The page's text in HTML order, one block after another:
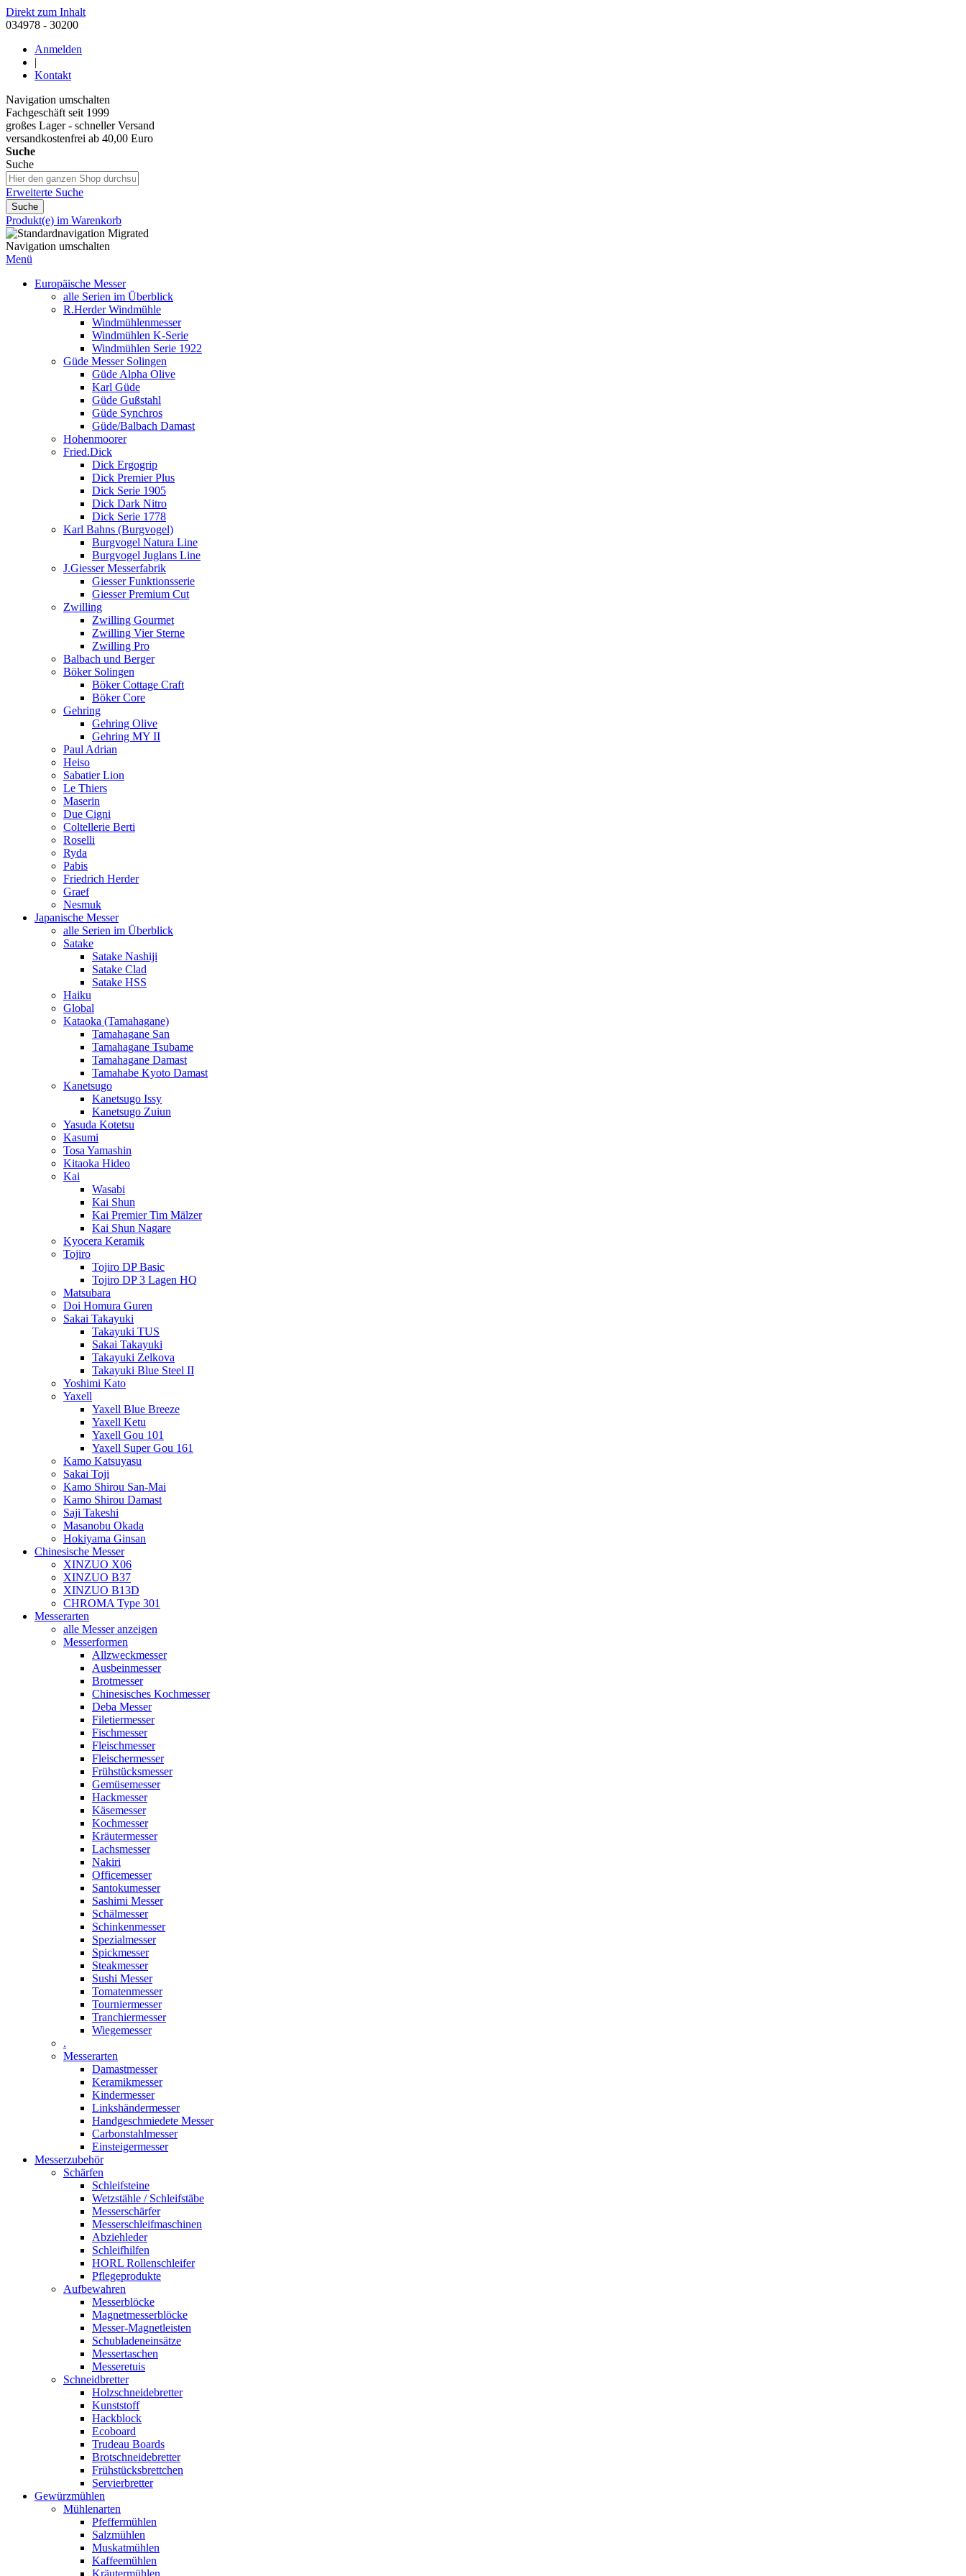
Direkt zum Inhalt
034978 - 30200
Anmelden
|
Kontakt
Navigation umschalten
Fachgeschäft seit 1999
großes Lager - schneller Versand
versandkostenfrei ab 40,00 Euro
Suche
Suche
Erweiterte Suche
Suche
Produkt(e) im Warenkorb
Navigation umschalten
Menü
Europäische Messer
alle Serien im Überblick
R.Herder Windmühle
Windmühlenmesser
Windmühlen K-Serie
Windmühlen Serie 1922
Güde Messer Solingen
Güde Alpha Olive
Karl Güde
Güde Gußstahl
Güde Synchros
Güde/Balbach Damast
Hohenmoorer
Fried.Dick
Dick Ergogrip
Dick Premier Plus
Dick Serie 1905
Dick Dark Nitro
Dick Serie 1778
Karl Bahns (Burgvogel)
Burgvogel Natura Line
Burgvogel Juglans Line
J.Giesser Messerfabrik
Giesser Funktionsserie
Giesser Premium Cut
Zwilling
Zwilling Gourmet
Zwilling Vier Sterne
Zwilling Pro
Balbach und Berger
Böker Solingen
Böker Cottage Craft
Böker Core
Gehring
Gehring Olive
Gehring MY II
Paul Adrian
Heiso
Sabatier Lion
Le Thiers
Maserin
Due Cigni
Coltellerie Berti
Roselli
Ryda
Pabis
Friedrich Herder
Graef
Nesmuk
Japanische Messer
alle Serien im Überblick
Satake
Satake Nashiji
Satake Clad
Satake HSS
Haiku
Global
Kataoka (Tamahagane)
Tamahagane San
Tamahagane Tsubame
Tamahagane Damast
Tamahabe Kyoto Damast
Kanetsugo
Kanetsugo Issy
Kanetsugo Zuiun
Yasuda Kotetsu
Kasumi
Tosa Yamashin
Kitaoka Hideo
Kai
Wasabi
Kai Shun
Kai Premier Tim Mälzer
Kai Shun Nagare
Kyocera Keramik
Tojiro
Tojiro DP Basic
Tojiro DP 3 Lagen HQ
Matsubara
Doi Homura Guren
Sakai Takayuki
Takayuki TUS
Sakai Takayuki
Takayuki Zelkova
Takayuki Blue Steel II
Yoshimi Kato
Yaxell
Yaxell Blue Breeze
Yaxell Ketu
Yaxell Gou 101
Yaxell Super Gou 161
Kamo Katsuyasu
Sakai Toji
Kamo Shirou San-Mai
Kamo Shirou Damast
Saji Takeshi
Masanobu Okada
Hokiyama Ginsan
Chinesische Messer
XINZUO X06
XINZUO B37
XINZUO B13D
CHROMA Type 301
Messerarten
alle Messer anzeigen
Messerformen
Allzweckmesser
Ausbeinmesser
Brotmesser
Chinesisches Kochmesser
Deba Messer
Filetiermesser
Fischmesser
Fleischmesser
Fleischermesser
Frühstücksmesser
Gemüsemesser
Hackmesser
Käsemesser
Kochmesser
Kräutermesser
Lachsmesser
Nakiri
Officemesser
Santokumesser
Sashimi Messer
Schälmesser
Schinkenmesser
Spezialmesser
Spickmesser
Steakmesser
Sushi Messer
Tomatenmesser
Tourniermesser
Tranchiermesser
Wiegemesser
.
Messerarten
Damastmesser
Keramikmesser
Kindermesser
Linkshändermesser
Handgeschmiedete Messer
Carbonstahlmesser
Einsteigermesser
Messerzubehör
Schärfen
Schleifsteine
Wetzstähle / Schleifstäbe
Messerschärfer
Messerschleifmaschinen
Abziehleder
Schleifhilfen
HORL Rollenschleifer
Pflegeprodukte
Aufbewahren
Messerblöcke
Magnetmesserblöcke
Messer-Magnetleisten
Schubladeneinsätze
Messertaschen
Messeretuis
Schneidbretter
Holzschneidebretter
Kunststoff
Hackblock
Ecoboard
Trudeau Boards
Brotschneidebretter
Frühstücksbrettchen
Servierbretter
Gewürzmühlen
Mühlenarten
Pfeffermühlen
Salzmühlen
Muskatmühlen
Kaffeemühlen
Kräutermühlen